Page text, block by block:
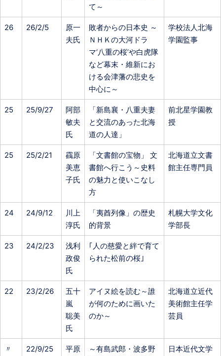
て～
26 26/2/5
原一
夫氏
敗者からの日本史 ～
ＮＨＫの大河ドラ
マ‘八重の桜’や白虎隊
など幕末・維新にお
ける会津藩の悲史を
中心に～
学校法人北海
学園監事
25 25/9/27
阿部
敏夫
氏
「新島襄・八重夫妻
と交流のあった北海
道の人達」
前北星学園教
授
25 25/2/21
靍原
美恵
子氏
「文書館の宝物」 文
書館へ行こう～史料
の魅力と使いこなし
方
北海道立文書
館主任専門員
24 24/9/12
川上
淳氏
「夷酋列像」の歴史
的背景
札幌大学文化
学部長
23 24/2/23
浅利
政俊
氏
｢人の慈愛と絆で育て
られた松前の桜｣
22 23/2/26
五十
嵐
聡美
氏
アイヌ絵を読む～誰
が何のために画いた
のか～
北海道立近代
美術館主任学
芸員
〃 22/9/25
平原
～有島武郎・波多野
日本近代文学